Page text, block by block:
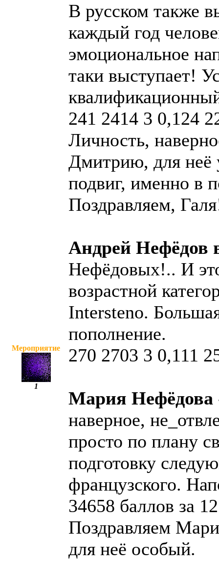
Мероприятие
1
В русском также
каждый год
эмоциональное
таки выступает!
241 2414 3 0,124
Личность,
Дмитрию, для неё
подвиг, именно в
Поздравляем,
Андрей Нефёдов
Нефёдовых!.. И
возрастной
Intersteno.
пополнение.
270 2703 3 0,111
Мария Нефёдова
наверное,
просто по плану
подготовку
французского.
34658 баллов за
Поздравляем
для неё особый.